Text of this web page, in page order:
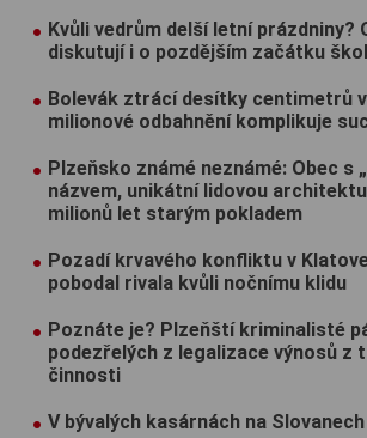
Kvůli vedrům delší letní prázdniny?
diskutují i o pozdějším začátku
Bolevák ztrácí desítky centimetrů
milionové odbahnění komplikuje
Plzeňsko známé neznámé: Obec s
názvem, unikátní lidovou
milionů let starým pokladem
Pozadí krvavého konfliktu v
pobodal rivala kvůli nočnímu klidu
Poznáte je? Plzeňští kriminalisté
podezřelých z legalizace výnosů z
činnosti
V bývalých kasárnách na